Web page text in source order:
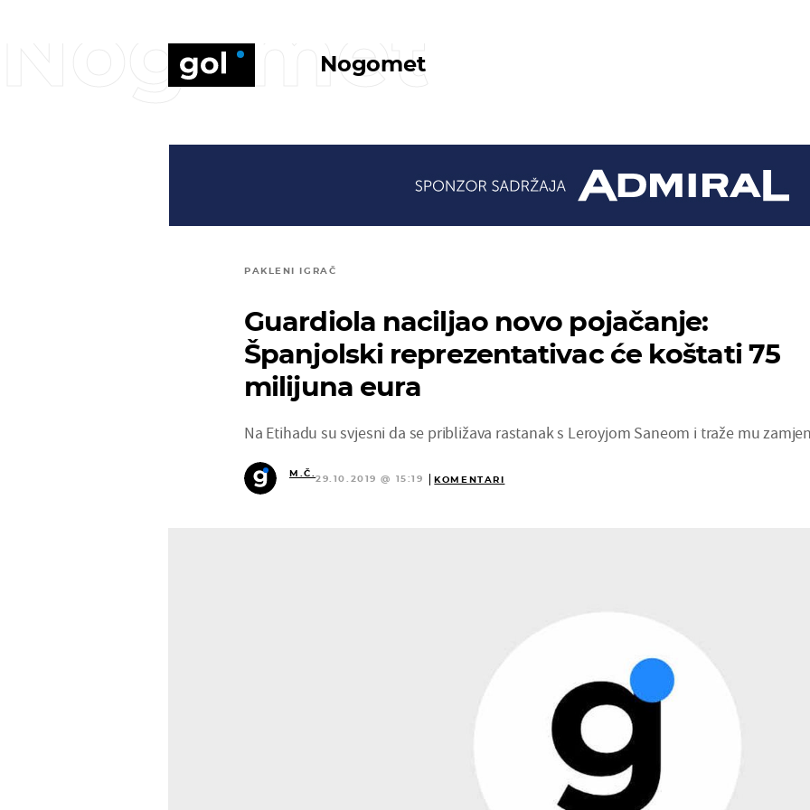
Nogomet
Nogomet
PAKLENI IGRAČ
Guardiola naciljao novo pojačanje:
Španjolski reprezentativac će koštati 75
milijuna eura
Na Etihadu su svjesni da se približava rastanak s Leroyjom Saneom i traže mu
M.Č.
29.10.2019 @ 15:19 KOMENTARI